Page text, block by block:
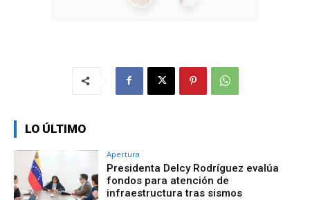
LO ÚLTIMO
Apertura
Presidenta Delcy Rodríguez evalúa
fondos para atención de
infraestructura tras sismos